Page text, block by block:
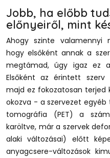
Jobb, ha előbb
előnyeiről, mint
Ahogy szinte valamennyi
hogy elsőként annak a
megtámad, úgy igaz ez
Elsőként az érintett szerv
majd ez fokozatosan
okozva - a szervezet egyéb
tomográfia (PET) a
karöltve, már a szervek
alaki változásai) előtt
anyagcsere-változások